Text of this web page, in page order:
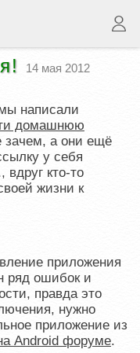
14 мая 2012
написали
домашнюю
зачем, а они ещё
у себя
вдруг кто-то
жизни к
приложения
ряд ошибок и
правда это
нужно
приложение из
Android форуме.